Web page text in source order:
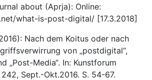
about (Aprja): Online:
what-is-post-digital/ [17.3.2018]
Nach dem Koitus oder nach
von „postdigital“,
„Post-Media“. In: Kunstforum
Sept.-Okt.2016. S. 54-67.